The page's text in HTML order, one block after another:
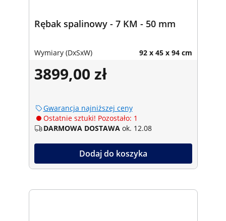
Rębak spalinowy - 7 KM - 50 mm
Wymiary (DxSxW) 92 x 45 x 94 cm
3899,00 zł
Gwarancja najniższej ceny
Ostatnie sztuki! Pozostało: 1
DARMOWA DOSTAWA ok. 12.08
Dodaj do koszyka